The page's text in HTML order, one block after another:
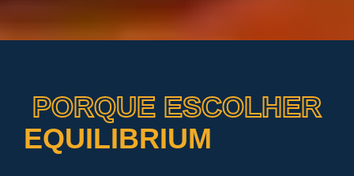
PORQUE ESCOLHER
EQUILIBRIUM